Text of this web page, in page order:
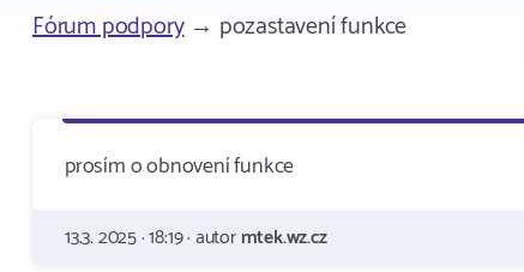
Fórum podpory→ pozastavení funkce
prosím o obnovení funkce
13.3. 2025 · 18:19 · autormtek.wz.cz